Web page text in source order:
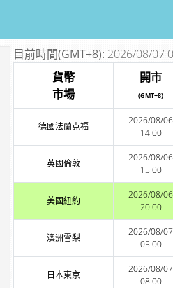
目前時間(GMT+8): 2026/08/07
貨幣
市場
開市
(GMT+8)
德國法蘭克福
2026/08/06
14:00
英國倫敦
2026/08/06
15:00
美國紐約
2026/08/06
20:00
澳洲雪梨
2026/08/07
05:00
日本東京
2026/08/07
08:00